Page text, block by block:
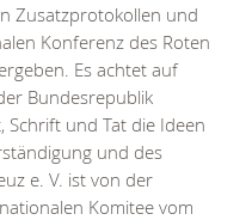
Zusatzprotokollen und
Konferenz des Roten
Es achtet auf
Bundesrepublik
und Tat die Ideen
und des
e. V. ist von der
Komitee vom